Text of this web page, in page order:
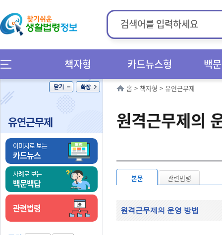
책자형 카드뉴스형 백
유연근무제
이미지로 보는
카드뉴스
사례로 보는
백문백답
관련법령
홈 > 책자형 > 유연근무제
원격근무제의
본문 관련법령
원격근무제의 운영 방법